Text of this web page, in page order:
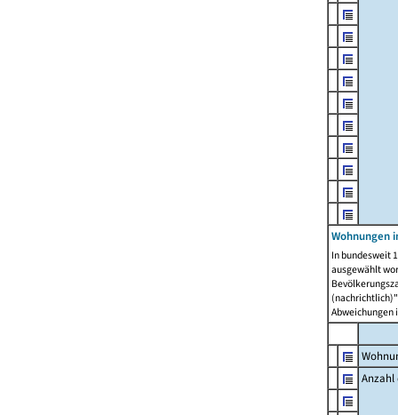
Wohnungen
In bundesweit
ausgewählt
Abweichungen
Anzahl